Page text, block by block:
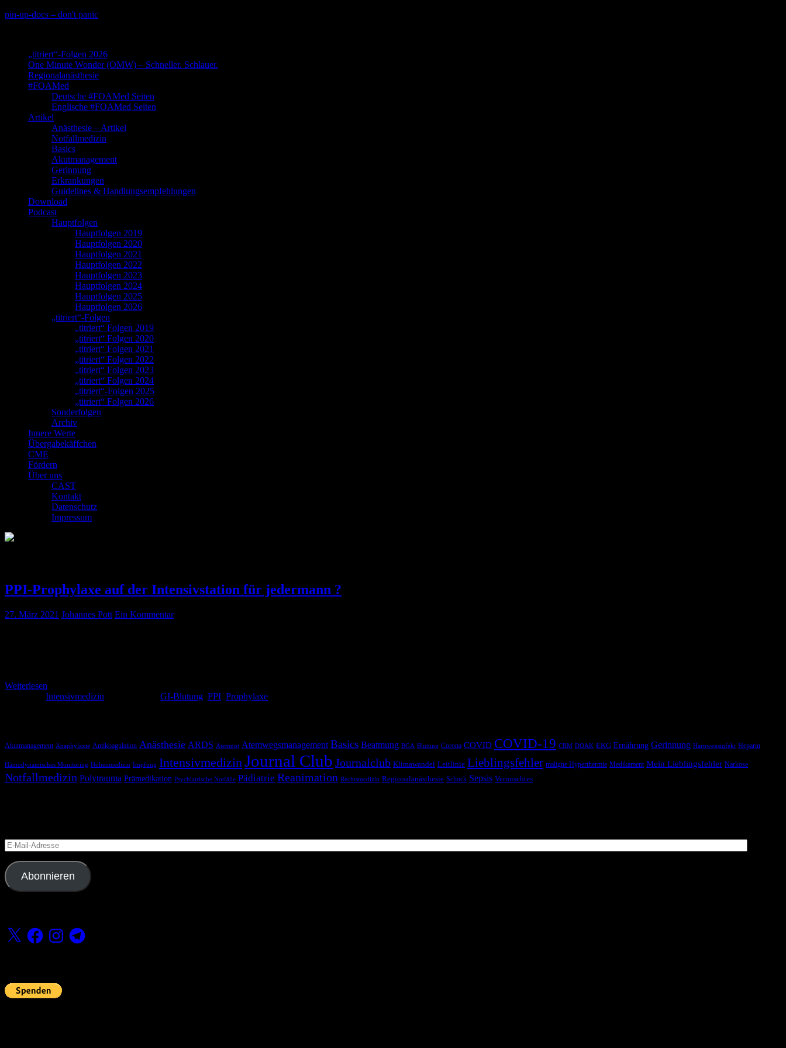
Skip
pin-up-docs – don't panic
„titriert“-Folgen 2026
One Minute Wonder (OMW) – Schneller. Schlauer.
Regionalanästhesie
#FOAMed
Deutsche #FOAMed Seiten
Englische #FOAMed Seiten
Artikel
Anästhesie – Artikel
Notfallmedizin
Basics
Akutmanagement
Gerinnung
Erkrankungen
Guidelines & Handlungsempfehlungen
Download
Podcast
Hauptfolgen
Hauptfolgen 2019
Hauptfolgen 2020
Hauptfolgen 2021
Hauptfolgen 2022
Hauptfolgen 2023
Hauptfolgen 2024
Hauptfolgen 2025
Hauptfolgen 2026
„titriert“-Folgen
„titriert“ Folgen 2019
„titriert“ Folgen 2020
„titriert“ Folgen 2021
„titriert“ Folgen 2022
„titriert“ Folgen 2023
„titriert“ Folgen 2024
„titriert“-Folgen 2025
„titriert“ Folgen 2026
Sonderfolgen
Archiv
Innere Werte
Übergabekäffchen
CME
Fördern
Über uns
CAST
Kontakt
Datenschutz
Impressum
PPI-Prophylaxe auf der Intensivstation für jedermann ?
27. März 2021 Johannes Pott Ein Kommentar
Weiterlesen
Intensivmedizin GI-Blutung PPI Prophylaxe
Akutmanagement Anaphylaxie Antikoagulation Anästhesie ARDS Atemnot Atemwegsmanagement Basics Beatmung BGA Blutung Corona COVID COVID-19 CRM DOAK EKG Ernährung Gerinnung Harnwegsinfekt Heparin
Hämodynamisches Monitoring Höhenmedizin Impfung IntensivmedizinJournal Club Journalclub Klimawandel Leitlinie Lieblingsfehler maligne Hyperthermie Medikament Mein Lieblingsfehler Narkose
Notfallmedizin Polytrauma Prämedikation Psychiatrische Notfälle Pädiatrie Reanimation Rechtsmedizin Regionalanästhesie Schock Sepsis Vermischtes
E-
Mail-
Adresse
Abonnieren
X FacebookInstagramTelegram